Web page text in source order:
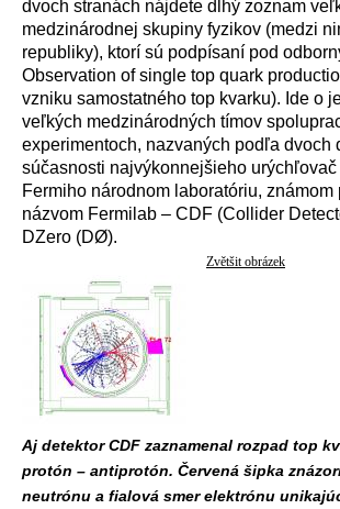
dvoch stranách nájdete dlhý zoznam
medzinárodnej skupiny fyzikov (medzi
republiky), ktorí sú podpísaní pod
Observation of single top quark
vzniku samostatného top kvarku). Ide o
veľkých medzinárodných tímov
experimentoch, nazvaných podľa dvoch
súčasnosti najvýkonnejšieho urýchľovač
Fermiho národnom laboratóriu, známom
názvom Fermilab – CDF (Collider
DZero (DØ).
Zvětšit obrázek
Aj detektor CDF zaznamenal rozpad top
protón – antiprotón. Červená šipka
neutrónu a fialová smer elektrónu